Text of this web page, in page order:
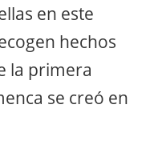
en este
hechos
la primera
se creó en